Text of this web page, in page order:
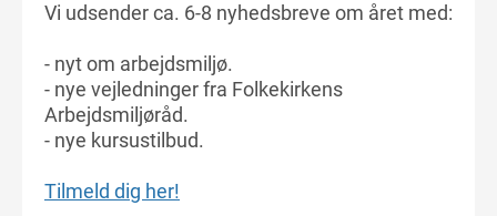
Vi udsender ca. 6-8 nyhedsbreve om året med:
- nyt om arbejdsmiljø.
- nye vejledninger fra Folkekirkens
Arbejdsmiljøråd.
- nye kursustilbud.
Tilmeld dig her!